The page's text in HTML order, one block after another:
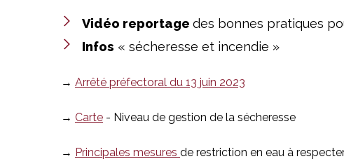
Vidéo reportage des bonnes pratiques
Infos « sécheresse et incendie »
→ Arrêté préfectoral du 13 juin 2023
→ Carte - Niveau de gestion de la sécheresse
→ Principales mesures de restriction en eau à